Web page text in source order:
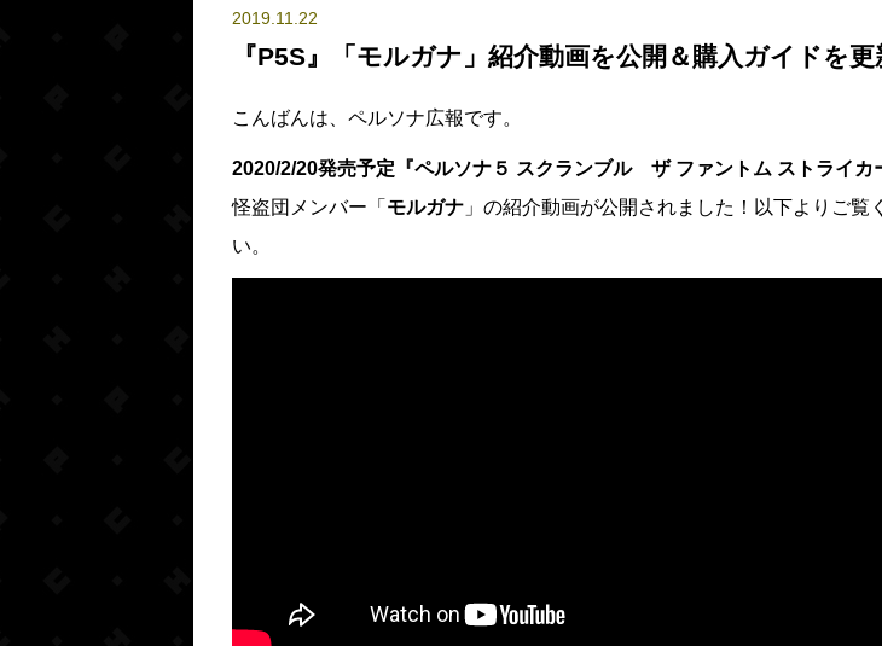
2019.11.22
『P5S』「モルガナ」紹介動画を公開＆購入ガイドを更
こんばんは、ペルソナ広報です。
2020/2/20発売予定『ペルソナ５ スクランブル ザ ファントム ストライカ
怪盗団メンバー「 モルガナ 」の紹介動画が公開されました！以下よりご覧
い。